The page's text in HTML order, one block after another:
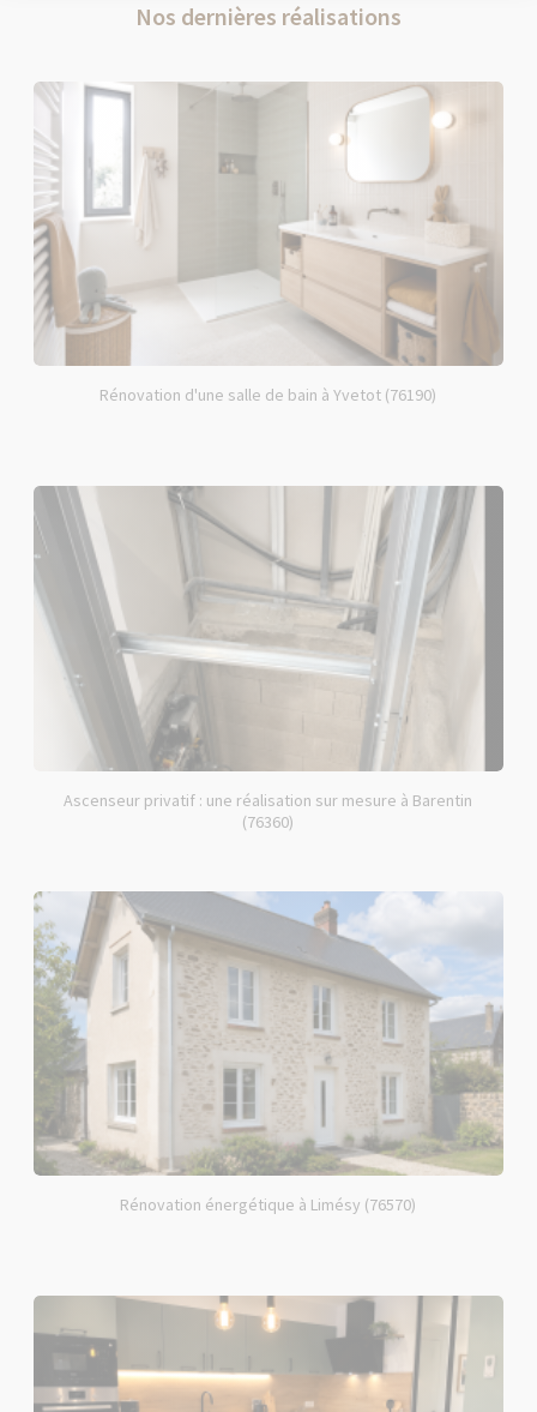
Nos dernières réalisations
Rénovation d'une salle de bain à Yvetot (76190)
Ascenseur privatif : une réalisation sur mesure à Barentin
(76360)
Rénovation énergétique à Limésy (76570)